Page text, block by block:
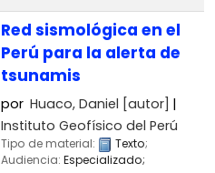
Red sismológica en el
Perú para la alerta de
tsunamis
por Huaco, Daniel [autor]
Instituto Geofísico del Perú
Tipo de material: Texto;
Audiencia: Especializado;